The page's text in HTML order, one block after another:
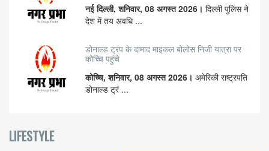
नई दिल्ली, शनिवार, 08 अगस्त 2026। दिल्ली पुलिस ने
देश में तय अवधि ...
डोनाल्ड ट्रंप के दामाद माइकल बोलोस निजी यात्रा पर
कोच्चि पहुंचे
कोच्चि, शनिवार, 08 अगस्त 2026। अमेरिकी राष्ट्रपति
डोनाल्ड ट्रं ...
LIFESTYLE